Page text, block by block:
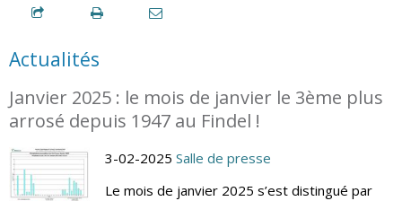
Actualités
Janvier 2025 : le mois de janvier le 3ème plus
arrosé depuis 1947 au Findel !
3-02-2025 Salle de presse
Le mois de janvier 2025 s’est distingué par